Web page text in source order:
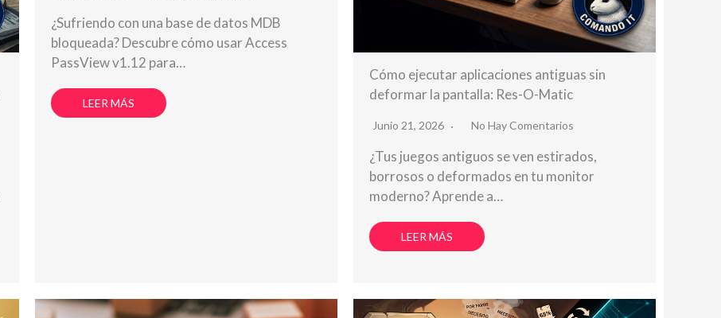
¿Sufriendo con una base de datos MDB
bloqueada? Descubre cómo usar Access
PassView v1.12 para…
LEER MÁS
Cómo ejecutar aplicaciones antiguas sin
deformar la pantalla: Res-O-Matic
Junio 21, 2026 No Hay Comentarios
¿Tus juegos antiguos se ven estirados,
borrosos o deformados en tu monitor
moderno? Aprende a…
LEER MÁS